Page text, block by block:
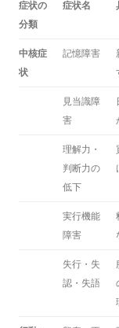
症状の
分類
症状名
中核症
状
記憶障害
見当識障
害
理解力・
判断力の
低下
実行機能
障害
失行・失
認・失語